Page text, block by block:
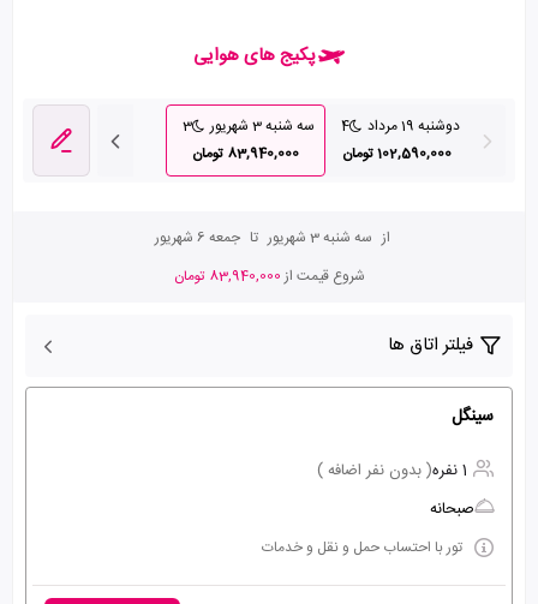
پکیج های هوایی
دوشنبه 19 مرداد
4
102,590,000 تومان
سه شنبه 3 شهریور
3
83,940,000 تومان
از سه شنبه 3 شهریور تا جمعه 6 شهریور
شروع قیمت از83,940,000 تومان
فیلتر اتاق ها
سینگل
1 نفره
( بدون نفر اضافه )
صبحانه
تور با احتساب حمل و نقل و خدمات